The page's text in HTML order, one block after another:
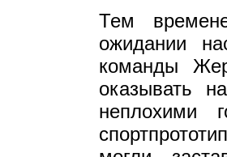
Тем
ожидании
команды
оказывать
неплохими